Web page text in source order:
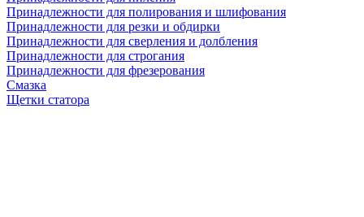
Принадлежности для полирования и шлифования
Принадлежности для резки и обдирки
Принадлежности для сверления и долбления
Принадлежности для строгания
Принадлежности для фрезерования
Смазка
Щетки статора